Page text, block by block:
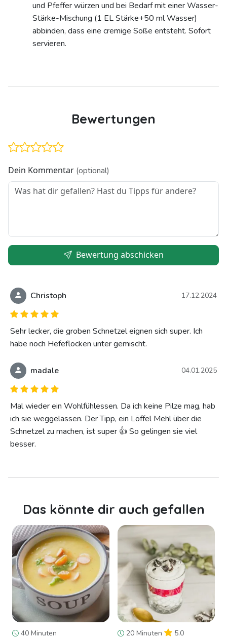
und Pfeffer würzen und bei Bedarf mit einer Wasser-
Stärke-Mischung (1 EL Stärke+50 ml Wasser)
abbinden, dass eine cremige Soße entsteht. Sofort
servieren.
Bewertungen
Dein Kommentar (optional)
Bewertung abschicken
Christoph 17.12.2024
Sehr lecker, die groben Schnetzel eignen sich super. Ich
habe noch Hefeflocken unter gemischt.
madale 04.01.2025
Mal wieder ein Wohlfühlessen. Da ich keine Pilze mag, hab
ich sie weggelassen. Der Tipp, ein Löffel Mehl über die
Schnetzel zu machen, ist super 👍 So gelingen sie viel
besser.
Das könnte dir auch gefallen
40 Minuten
20 Minuten
5.0